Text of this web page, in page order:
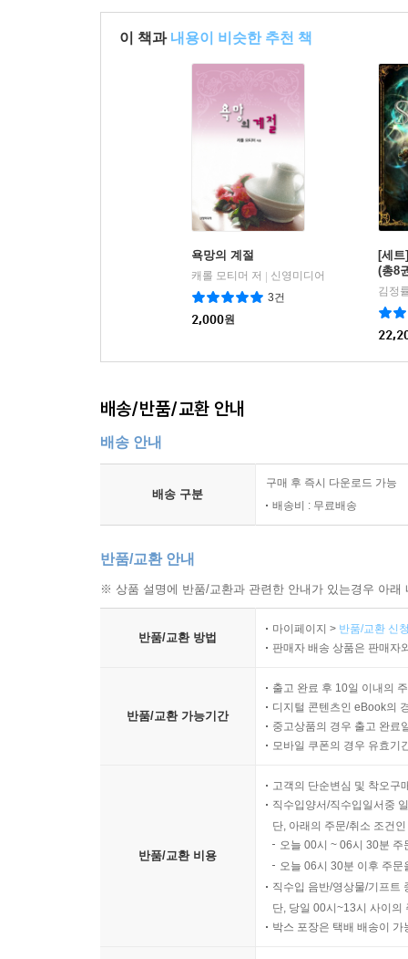
이 책과 내용이 비슷한 추천 책
욕망의 계절
캐롤 모티머 저 | 신영미디어
3건
2,000원
[세트
(총8
김정
배송/반품/교환 안내
배송 안내
배송 구분
구매 후 즉시 다운로드 가능
배송비 : 무료배송
반품/교환 안내
※ 상품 설명에 반품/교환과 관련한 안내가 있는경우 아
반품/교환 방법
마이페이지 > 반품/교환 신
판매자 배송 상품은 판매자
반품/교환 가능기간
출고 완료 후 10일 이내의
디지털 콘텐츠인 eBook의
중고상품의 경우 출고 완료
모바일 쿠폰의 경우 유효기
반품/교환 비용
고객의 단순변심 및 착오구
직수입양서/직수입일서중
단, 아래의 주문/취소 조건
오늘 00시 ~ 06시 30분
오늘 06시 30분 이후 주
직수입 음반/영상물/기프트
단, 당일 00시~13시 사이의
박스 포장은 택배 배송이